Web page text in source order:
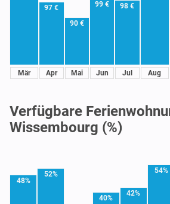
Mär
97 €
Apr
90 €
Mai
99 €
Jun
98 €
Jul Aug
Verfügbare
Wissembourg (%)
48%
52%
40%
42%
54%